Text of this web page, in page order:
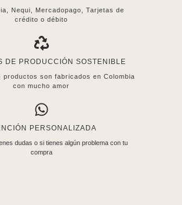
Nequi, Mercadopago, Tarjetas de
crédito o débito
DE PRODUCCIÓN SOSTENIBLE
productos son fabricados en Colombia
con mucho amor
PERSONALIZADA
dudas o si tienes algún problema con tu
compra